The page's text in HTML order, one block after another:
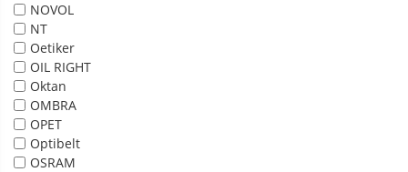
NOVOL
NT
Oetiker
OIL RIGHT
Oktan
OMBRA
OPET
Optibelt
OSRAM